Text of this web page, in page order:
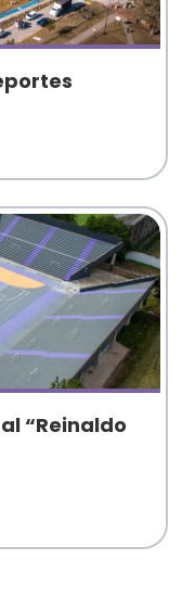
“Reinaldo